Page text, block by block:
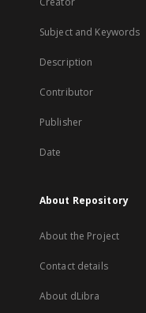
Subject and Keywords
Description
Contributor
Publisher
Date
About Repository
About the Project
Contact details
About dLibra